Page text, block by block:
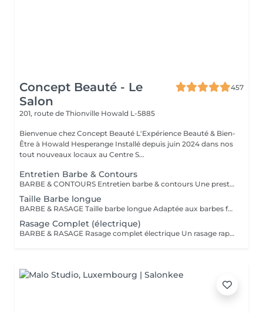
Concept Beauté - Le
Salon
457
201, route de Thionville Howald L-5885
Bienvenue chez Concept Beauté L'Expérience Beauté & Bien-
Être à Howald Hesperange Installé depuis juin 2024 dans nos
tout nouveaux locaux au Centre S...
Entretien Barbe & Contours
BARBE & CONTOURS Entretien barbe & contours Une prestation idéale pour entretenir votre barbe et lui donner une forme nette et soignée. Cyril redéfinit les contours avec précision et travaille la longueur pour un résultat harmonieux. Finition aux ciseaux et à la tondeuse. Bienvenue dans notre espace Barber avec Cyril, notre expert barbier Nous accueillons notre clientèle masculine dans un espace Barber élégant et moderne, où Cyril, notre barbier, met son expertise au service de votre style. Que ce soit pour une coupe de cheveux impeccable ou un soin de barbe sur mesure, chaque prestation est réalisée avec précision et savoir-faire, dans une ambiance conviviale et raffinée.
Taille Barbe longue
BARBE & RASAGE Taille barbe longue Adaptée aux barbes fournies et longues, cette prestation permet d'équilibrer les volumes et de structurer votre barbe tout en respectant votre style. La coupe est réalisée aux ciseaux et à la tondeuse, avec des soins spécifiques pour nourrir et discipliner le poil. Bienvenue dans notre espace Barber avec Cyril, notre expert barbier Nous accueillons notre clientèle masculine dans un espace Barber élégant et moderne, où Cyril, notre barbier, met son expertise au service de votre style. Que ce soit pour une coupe de cheveux impeccable ou un soin de barbe sur mesure, chaque prestation est réalisée avec précision et savoir-faire, dans une ambiance conviviale et raffinée.
Rasage Complet (électrique)
BARBE & RASAGE Rasage complet électrique Un rasage rapide et efficace réalisé à la tondeuse et à la shavette électrique, idéal pour un look soigné et sans irritation. Bienvenue dans notre espace Barber avec Cyril, notre expert barbier Nous accueillons notre clientèle masculine dans un espace Barber élégant et moderne, où Cyril, notre barbier, met son expertise au service de votre style. Que ce soit pour une coupe de cheveux impeccable ou un soin de barbe sur mesure, chaque prestation est réalisée avec précision et savoir-faire, dans une ambiance conviviale et raffinée.